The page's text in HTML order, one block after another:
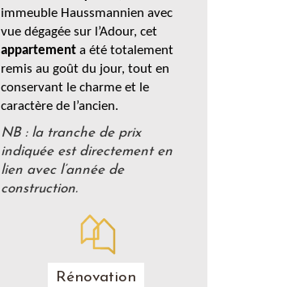
immeuble Haussmannien avec
vue dégagée sur l’Adour, cet
appartement a été totalement
remis au goût du jour, tout en
conservant le charme et le
caractère de l’ancien.
NB : la tranche de prix
indiquée est directement en
lien avec l’année de
construction.
Rénovation